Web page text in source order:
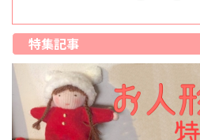
特集記事